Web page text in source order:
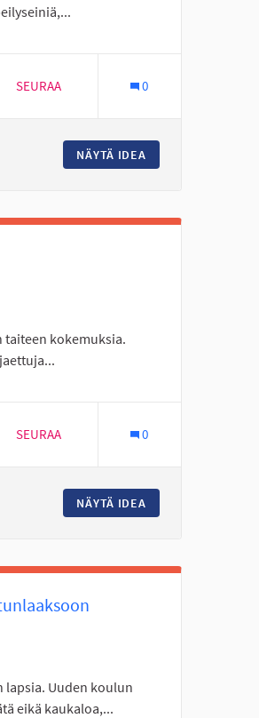
KUNTORADALLE
17 SEURAAJAA
SEURAA 0
NÄYTÄ IDEA
UKRAINASSA
taiteen kokemuksia.
16 SEURAAJAA
SEURAA 0
NÄYTÄ IDEA
lapsia. Uuden koulun
eikä kaukaloa,...